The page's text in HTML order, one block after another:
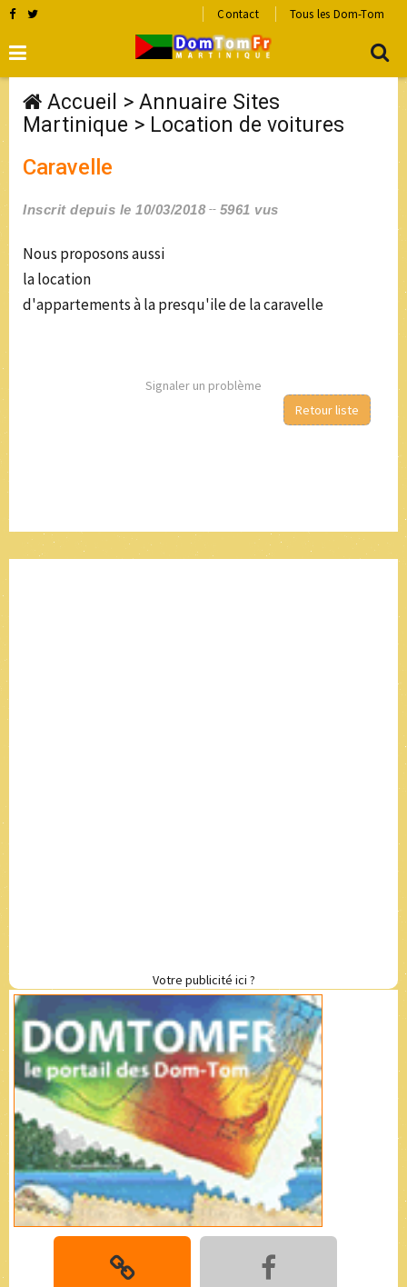
Contact Tous les Dom-Tom
Accueil > Annuaire Sites
Martinique > Location de voitures
Caravelle
Inscrit depuis le 10/03/2018 5961 vus
Nous proposons aussi
la location
d'appartements à la presqu'ile de la caravelle
Signaler un problème
Retour liste
Votre publicité ici ?